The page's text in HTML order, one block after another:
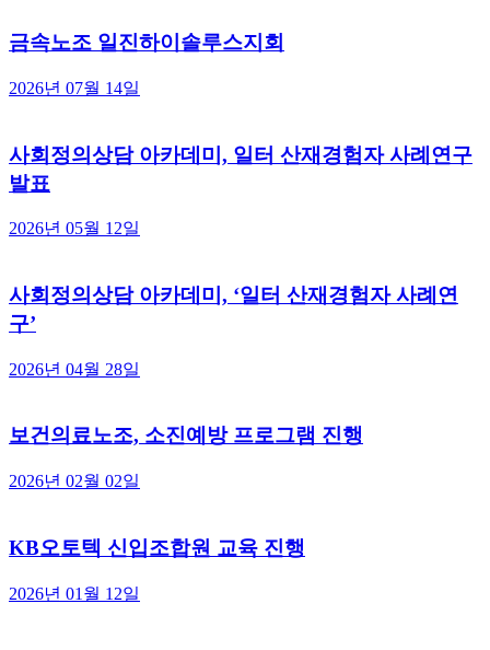
금속노조 일진하이솔루스지회
2026년 07월 14일
사회정의상담 아카데미, 일터 산재경험자 사례연구
발표
2026년 05월 12일
사회정의상담 아카데미, ‘일터 산재경험자 사례연
구’
2026년 04월 28일
보건의료노조, 소진예방 프로그램 진행
2026년 02월 02일
KB오토텍 신입조합원 교육 진행
2026년 01월 12일